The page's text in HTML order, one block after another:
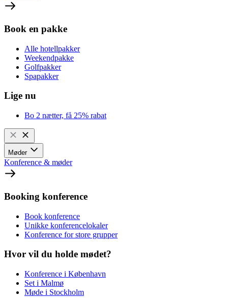
Book en pakke
Alle hotellpakker
Weekendpakke
Golfpakker
Spapakker
Lige nu
Bo 2 nætter, få 25% rabat
Møder
Konference & møder
Booking konference
Book konference
Unikke konferencelokaler
Konference for store grupper
Hvor vil du holde mødet?
Konference i København
Set i Malmø
Møde i Stockholm